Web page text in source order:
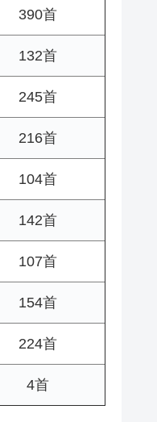
390首
132首
245首
216首
104首
142首
107首
154首
224首
4首